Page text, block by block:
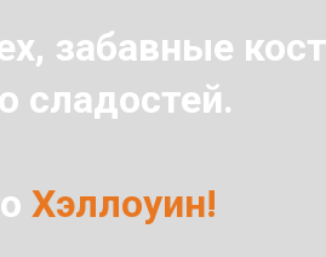
забавные
сладостей.
Хэллоуин!